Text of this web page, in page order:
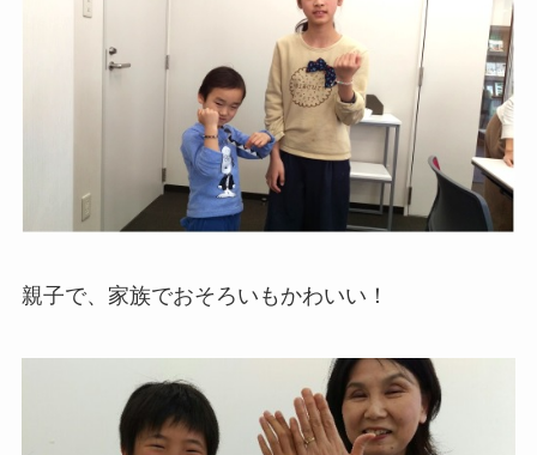
親子で、家族でおそろいもかわいい！